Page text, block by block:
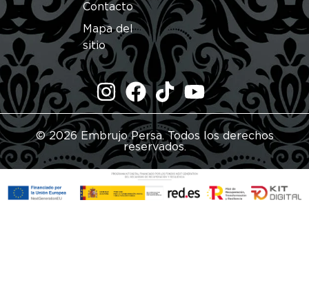
Contacto
Mapa del
sitio
© 2026 Embrujo Persa. Todos los derechos
reservados.